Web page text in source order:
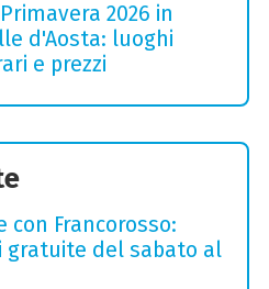
2026 in
d'Aosta: luoghi
e prezzi
con Francorosso:
gratuite del sabato al